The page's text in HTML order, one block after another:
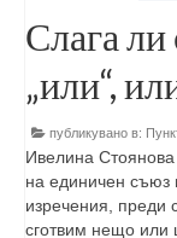
Слага ли
„или“,
публикувано в:
Ивелина
на единичен съюз
изречения, преди
сготвим нещо